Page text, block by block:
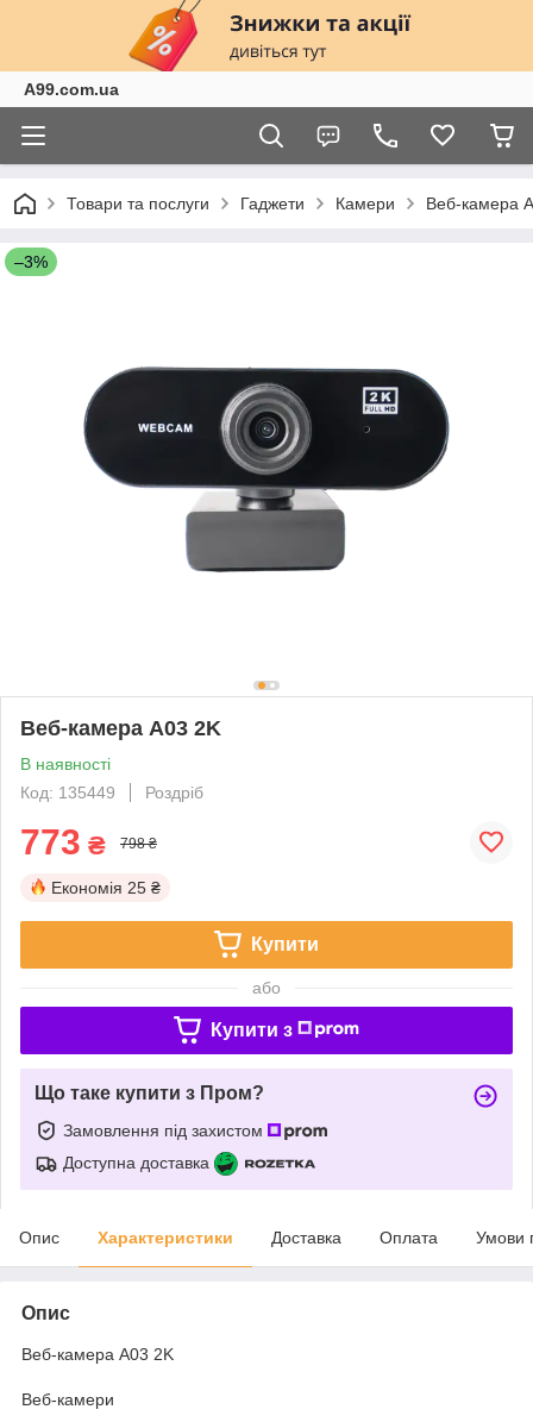
A99.com.ua
Товари та послуги Гаджети Камери Веб-камера
–3%
Веб-камера A03 2K
В наявності
Код: 135449
Роздріб
773 ₴ 798 ₴
Економія 25 ₴
Купити
або
Купити з
Що таке купити з Пром?
Замовлення під захистом
Доступна доставка
Опис Характеристики Доставка Оплата Умови
Опис
Веб-камера A03 2K
Веб-камери